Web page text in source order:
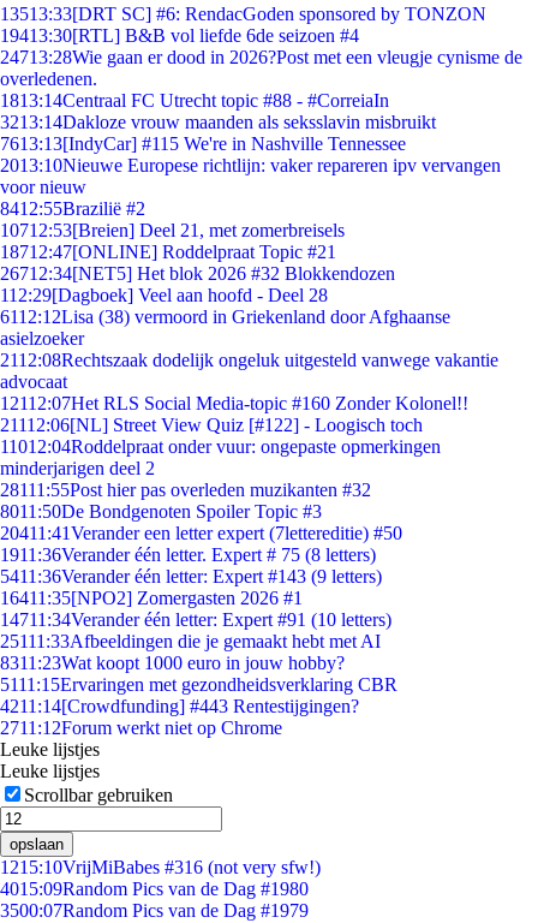
13513:33[DRT SC] #6: RendacGoden sponsored by TONZON
19413:30[RTL] B&B vol liefde 6de seizoen #4
24713:28Wie gaan er dood in 2026?Post met een vleugje cynisme de
overledenen.
1813:14Centraal FC Utrecht topic #88 - #CorreiaIn
3213:14Dakloze vrouw maanden als seksslavin misbruikt
7613:13[IndyCar] #115 We're in Nashville Tennessee
2013:10Nieuwe Europese richtlijn: vaker repareren ipv vervangen
voor nieuw
8412:55Brazilië #2
10712:53[Breien] Deel 21, met zomerbreisels
18712:47[ONLINE] Roddelpraat Topic #21
26712:34[NET5] Het blok 2026 #32 Blokkendozen
112:29[Dagboek] Veel aan hoofd - Deel 28
6112:12Lisa (38) vermoord in Griekenland door Afghaanse
asielzoeker
2112:08Rechtszaak dodelijk ongeluk uitgesteld vanwege vakantie
advocaat
12112:07Het RLS Social Media-topic #160 Zonder Kolonel!!
21112:06[NL] Street View Quiz [#122] - Loogisch toch
11012:04Roddelpraat onder vuur: ongepaste opmerkingen
minderjarigen deel 2
28111:55Post hier pas overleden muzikanten #32
8011:50De Bondgenoten Spoiler Topic #3
20411:41Verander een letter expert (7lettereditie) #50
1911:36Verander één letter. Expert # 75 (8 letters)
5411:36Verander één letter: Expert #143 (9 letters)
16411:35[NPO2] Zomergasten 2026 #1
14711:34Verander één letter: Expert #91 (10 letters)
25111:33Afbeeldingen die je gemaakt hebt met AI
8311:23Wat koopt 1000 euro in jouw hobby?
5111:15Ervaringen met gezondheidsverklaring CBR
4211:14[Crowdfunding] #443 Rentestijgingen?
2711:12Forum werkt niet op Chrome
Leuke lijstjes
Leuke lijstjes
Scrollbar gebruiken
opslaan
1215:10VrijMiBabes #316 (not very sfw!)
4015:09Random Pics van de Dag #1980
3500:07Random Pics van de Dag #1979